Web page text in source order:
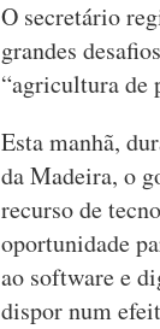
O secretário
grandes
“agricultura de
Esta manhã,
da Madeira, o
recurso de
oportunidade
ao software e
dispor num